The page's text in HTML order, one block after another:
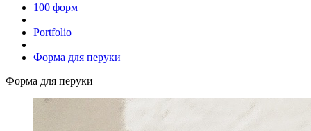
100 форм
Portfolio
Форма для перуки
Форма для перуки